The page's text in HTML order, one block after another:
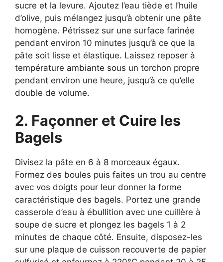
sucre et la levure. Ajoutez l’eau tiède et l’huile
d’olive, puis mélangez jusqu’à obtenir une pâte
homogène. Pétrissez sur une surface farinée
pendant environ 10 minutes jusqu’à ce que la
pâte soit lisse et élastique. Laissez reposer à
température ambiante sous un torchon propre
pendant environ une heure, jusqu’à ce qu’elle
double de volume.
2. Façonner et Cuire les
Bagels
Divisez la pâte en 6 à 8 morceaux égaux.
Formez des boules puis faites un trou au centre
avec vos doigts pour leur donner la forme
caractéristique des bagels. Portez une grande
casserole d’eau à ébullition avec une cuillère à
soupe de sucre et plongez les bagels 1 à 2
minutes de chaque côté. Ensuite, disposez-les
sur une plaque de cuisson recouverte de papier